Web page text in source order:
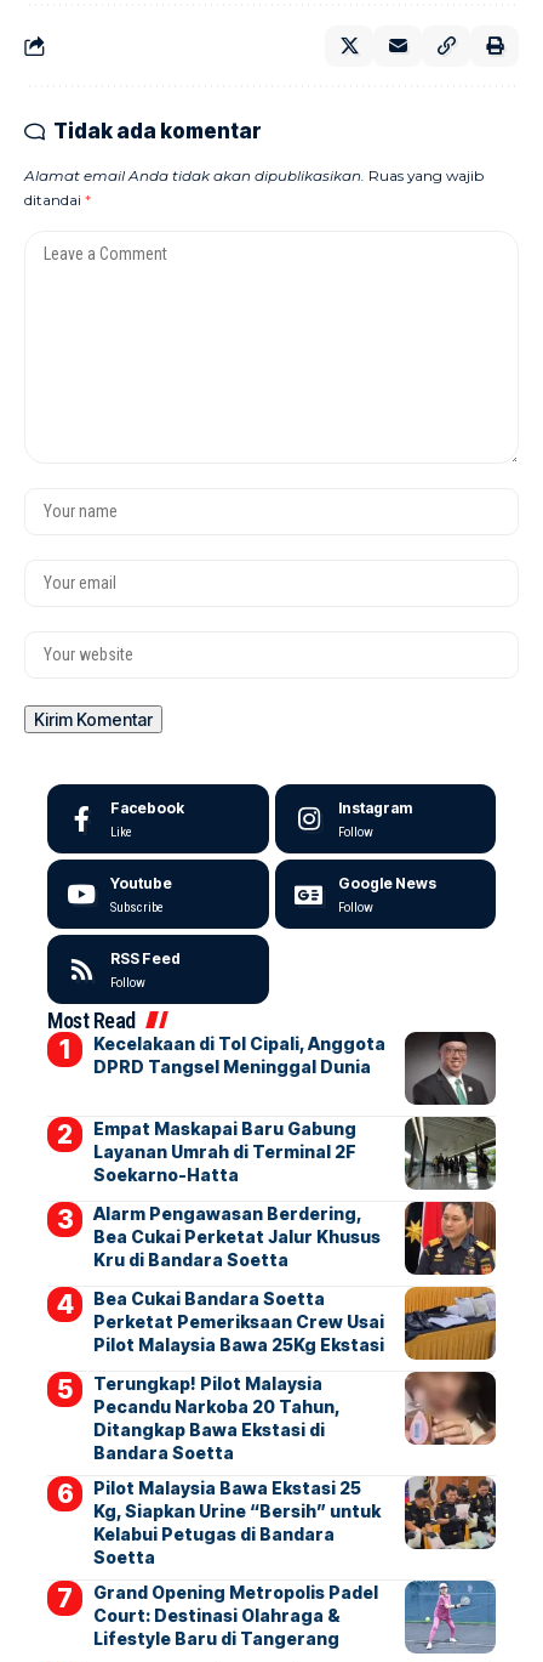
Tidak ada komentar
Alamat email Anda tidak akan dipublikasikan. Ruas yang wajib
ditandai *
Facebook
Like
Instagram
Follow
Youtube
Subscribe
Google News
Follow
RSS Feed
Follow
Most Read
Kecelakaan di Tol Cipali, Anggota
DPRD Tangsel Meninggal Dunia
Empat Maskapai Baru Gabung
Layanan Umrah di Terminal 2F
Soekarno-Hatta
Alarm Pengawasan Berdering,
Bea Cukai Perketat Jalur Khusus
Kru di Bandara Soetta
Bea Cukai Bandara Soetta
Perketat Pemeriksaan Crew Usai
Pilot Malaysia Bawa 25Kg Ekstasi
Terungkap! Pilot Malaysia
Pecandu Narkoba 20 Tahun,
Ditangkap Bawa Ekstasi di
Bandara Soetta
Pilot Malaysia Bawa Ekstasi 25
Kg, Siapkan Urine “Bersih” untuk
Kelabui Petugas di Bandara
Soetta
Grand Opening Metropolis Padel
Court: Destinasi Olahraga &
Lifestyle Baru di Tangerang